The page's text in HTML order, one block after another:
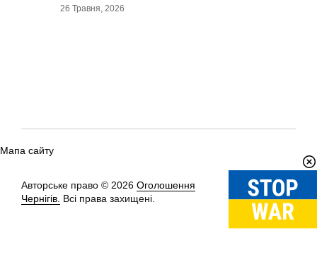
26 Травня, 2026
Мапа сайту
Авторське право © 2026 Оголошення
Чернігів. Всі права захищені.
Вгору↑